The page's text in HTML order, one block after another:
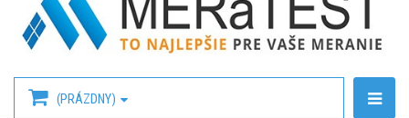
(PRÁZDNY)